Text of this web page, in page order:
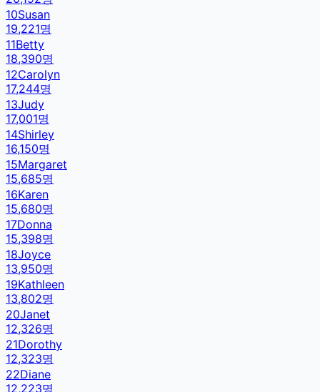
10Susan
19,221명
11Betty
18,390명
12Carolyn
17,244명
13Judy
17,001명
14Shirley
16,150명
15Margaret
15,685명
16Karen
15,680명
17Donna
15,398명
18Joyce
13,950명
19Kathleen
13,802명
20Janet
12,326명
21Dorothy
12,323명
22Diane
12,223명